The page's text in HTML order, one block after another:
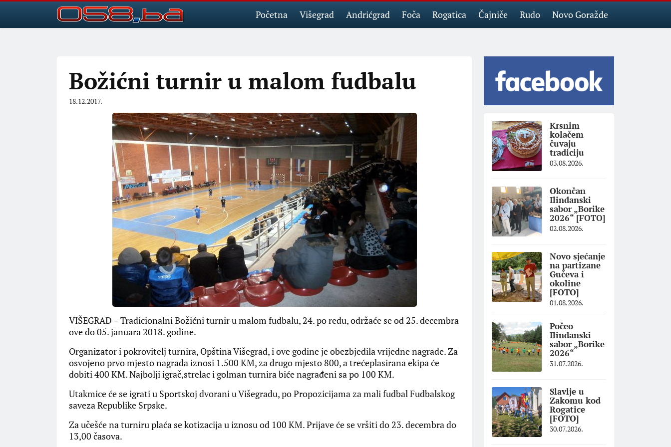
Početna Višegrad Andrićgrad Foča Rogatica Čajniče Rudo Novo Goražde
Božićni turnir u malom fudbalu
18.12.2017.
VIŠEGRAD – Tradicionalni Božićni turnir u malom fudbalu, 24. po redu, održaće se od 25. decembra
ove do 05. januara 2018. godine.
Organizator i pokrovitelj turnira, Opština Višegrad, i ove godine je obezbjedila vrijedne nagrade. Za
osvojeno prvo mjesto nagrada iznosi 1.500 KM, za drugo mjesto 800, a trećeplasirana ekipa će
dobiti 400 KM. Najbolji igrač,strelac i golman turnira biće nagrađeni sa po 100 KM.
Utakmice će se igrati u Sportskoj dvorani u Višegradu, po Propozicijama za mali fudbal Fudbalskog
saveza Republike Srpske.
Za učešće na turniru plaća se kotizacija u iznosu od 100 KM. Prijave će se vršiti do 23. decembra do
13,00 časova.
Krsnim
kolačem
čuvaju
tradiciju
03.08.2026.
Okončan
Ilindanski
sabor „Borike
2026“ [FOTO]
02.08.2026.
Novo sjećanje
na partizane
Gučeva i
okoline
[FOTO]
01.08.2026.
Počeo
Ilindanski
sabor „Borike
2026“
31.07.2026.
Slavlje u
Zakomu kod
Rogatice
[FOTO]
30.07.2026.